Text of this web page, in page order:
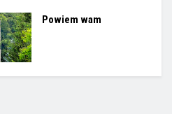
Powiem wam